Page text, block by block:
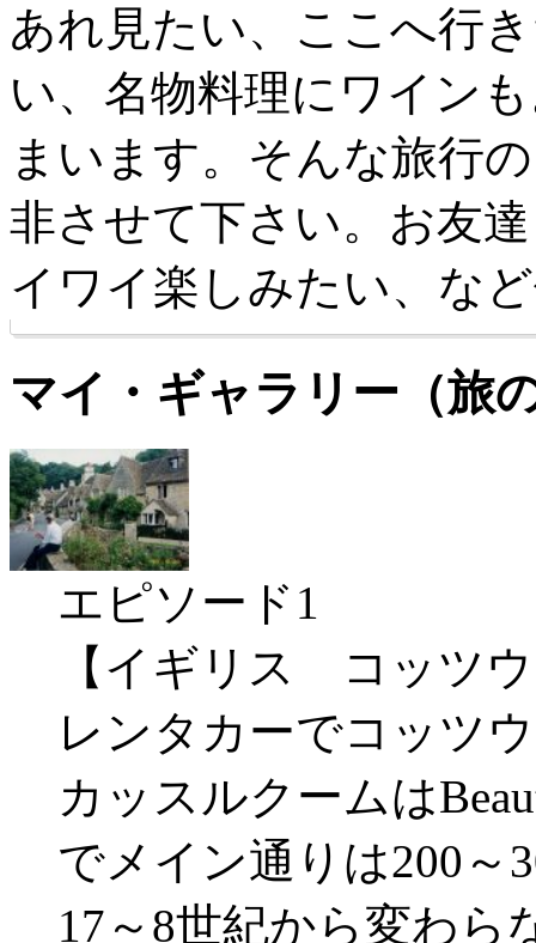
あれ見たい、ここへ行
い、名物料理にワイン
まいます。そんな旅行
非させて下さい。お友
イワイ楽しみたい、な
マイ・ギャラリー（旅
エピソード1
【イギリス コッツ
レンタカーでコッツ
カッスルクームは
でメイン通りは200～
17～8世紀から変わら